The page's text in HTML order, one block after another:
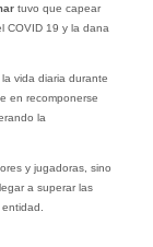
tuvo que capear
COVID 19 y la dana
vida diaria durante
en recomponerse
la
y jugadoras, sino
a superar las